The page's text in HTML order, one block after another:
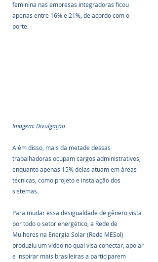
feminina nas empresas integradoras ficou
apenas entre 16% e 21%, de acordo com o
porte.
Imagem: Divulgação
Além disso, mais da metade dessas
trabalhadoras ocupam cargos administrativos,
enquanto apenas 15% delas atuam em áreas
técnicas, como projeto e instalação dos
sistemas.
Para mudar essa desigualdade de gênero vista
por todo o setor energético, a Rede de
Mulheres na Energia Solar (Rede MESol)
produziu um vídeo no qual visa conectar, apoiar
e inspirar mais brasileiras a participarem